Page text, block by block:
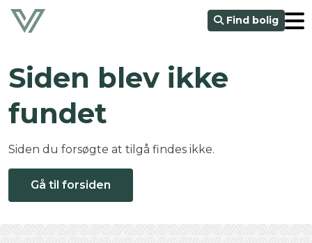
Find bolig
Siden blev ikke
fundet
Siden du forsøgte at tilgå findes ikke.
Gå til forsiden